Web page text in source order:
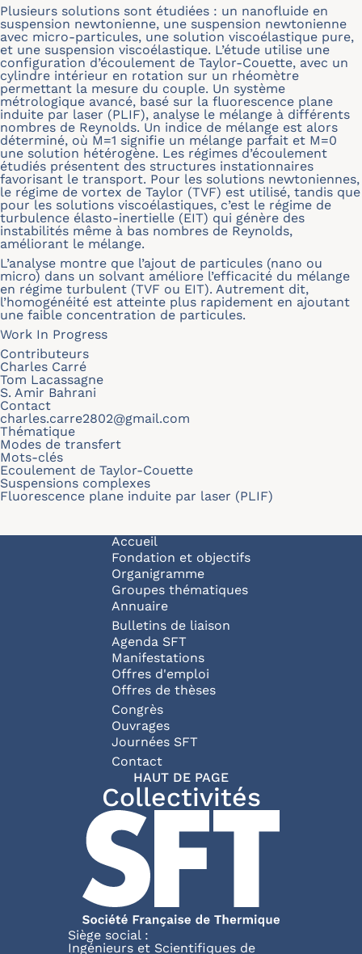
Plusieurs solutions sont étudiées : un nanofluide en
suspension newtonienne, une suspension newtonienne
avec micro-particules, une solution viscoélastique pure,
et une suspension viscoélastique. L’étude utilise une
configuration d’écoulement de Taylor-Couette, avec un
cylindre intérieur en rotation sur un rhéomètre
permettant la mesure du couple. Un système
métrologique avancé, basé sur la fluorescence plane
induite par laser (PLIF), analyse le mélange à différents
nombres de Reynolds. Un indice de mélange est alors
déterminé, où M=1 signifie un mélange parfait et M=0
une solution hétérogène. Les régimes d’écoulement
étudiés présentent des structures instationnaires
favorisant le transport. Pour les solutions newtoniennes,
le régime de vortex de Taylor (TVF) est utilisé, tandis que
pour les solutions viscoélastiques, c’est le régime de
turbulence élasto-inertielle (EIT) qui génère des
instabilités même à bas nombres de Reynolds,
améliorant le mélange.
L’analyse montre que l’ajout de particules (nano ou
micro) dans un solvant améliore l’efficacité du mélange
en régime turbulent (TVF ou EIT). Autrement dit,
l’homogénéité est atteinte plus rapidement en ajoutant
une faible concentration de particules.
Work In Progress
Contributeurs
Charles Carré
Tom Lacassagne
S. Amir Bahrani
Contact
charles.carre2802@gmail.com
Thématique
Modes de transfert
Mots-clés
Ecoulement de Taylor-Couette
Suspensions complexes
Fluorescence plane induite par laser (PLIF)
Navigation principale
Accueil
Fondation et objectifs
Organigramme
Groupes thématiques
Annuaire
Bulletins de liaison
Agenda SFT
Manifestations
Offres d'emploi
Offres de thèses
Congrès
Ouvrages
Journées SFT
Pied de page
Contact
HAUT DE PAGE
Collectivités
Siège social :
Ingénieurs et Scientifiques de